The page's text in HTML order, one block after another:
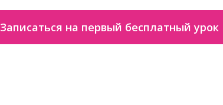
Записаться на первый бесплатный урок